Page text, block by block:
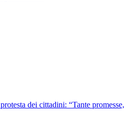
dei cittadini: “Tante promesse,